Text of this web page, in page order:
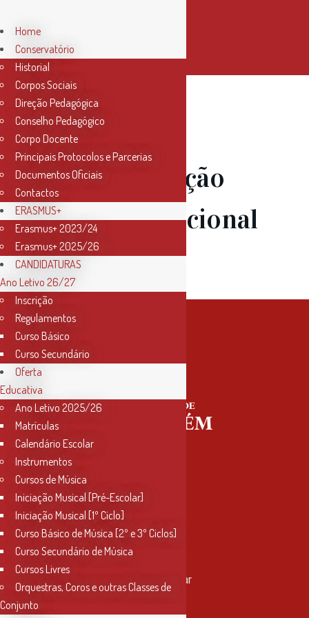
04 Mar
Comemoração
Dia Internacional
da Mulher
Contactos
Rua Miguel Bombarda, nº 4, 1º andar
2000-080 Santarém
Home
Conservatório
Historial
Corpos Sociais
Direção Pedagógica
Conselho Pedagógico
Corpo Docente
Principais Protocolos e Parcerias
Documentos Oficiais
Contactos
ERASMUS+
Erasmus+ 2023/24
Erasmus+ 2025/26
CANDIDATURAS
Ano Letivo 26/27
Inscrição
Regulamentos
Curso Básico
Curso Secundário
Oferta
Educativa
Ano Letivo 2025/26
Matrículas
Calendário Escolar
Instrumentos
Cursos de Música
Iniciação Musical [Pré-Escolar]
Iniciação Musical [1º Ciclo]
Curso Básico de Música [2º e 3º Ciclos]
Curso Secundário de Música
Cursos Livres
Orquestras, Coros e outras Classes de
Conjunto